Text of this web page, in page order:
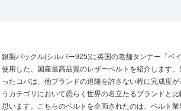
銀製バックル(シルバー925)に英国の老舗タンナー「ベ
使用した、国産最高品質のレザーベルトを紹介します
ったコバは、他ブランドの追随を許さない程に完成度
うカテゴリにおいて恐らく世界の名立たるブランドと
思います。こちらのベルトを企画されたのは、ベルト業